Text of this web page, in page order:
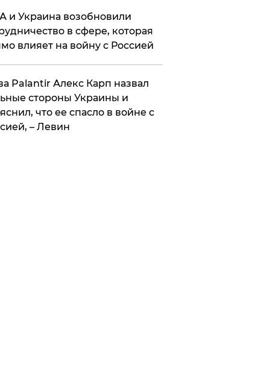
и Украина возобновили
в сфере, которая
влияет на войну с Россией
Palantir Алекс Карп назвал
стороны Украины и
что ее спасло в войне с
– Левин